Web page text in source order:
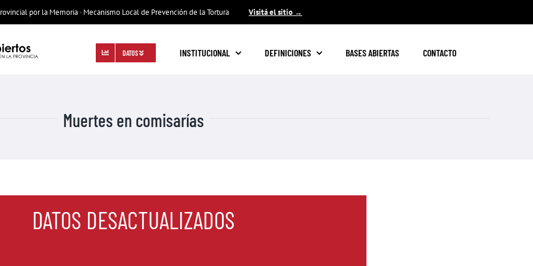
por la Memoria · Mecanismo Local de Prevención de la Tortura Visitá el sitio →
DATOS INSTITUCIONAL DEFINICIONES BASES ABIERTAS CONTACTO
Muertes en comisarías
DATOS DESACTUALIZADOS